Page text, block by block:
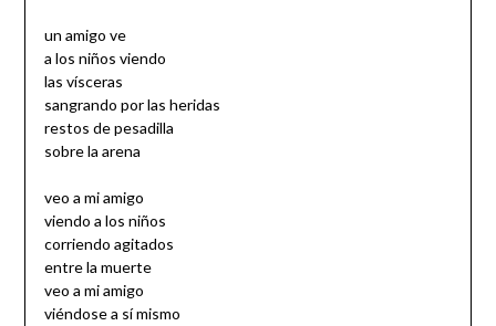
un amigo ve
a los niños viendo
las vísceras
sangrando por las heridas
restos de pesadilla
sobre la arena
veo a mi amigo
viendo a los niños
corriendo agitados
entre la muerte
veo a mi amigo
viéndose a sí mismo